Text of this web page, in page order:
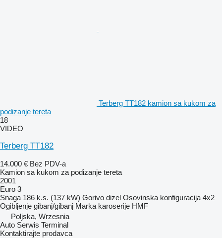
Terberg TT182 kamion sa kukom za
podizanje tereta
18
VIDEO
Terberg TT182
14.000 € Bez PDV-a
Kamion sa kukom za podizanje tereta
2001
Euro 3
Snaga 186 k.s. (137 kW) Gorivo dizel Osovinska konfiguracija 4x2
Ogibljenje gibanj/gibanj Marka karoserije HMF
Poljska, Wrzesnia
Auto Serwis Terminal
Kontaktirajte prodavca